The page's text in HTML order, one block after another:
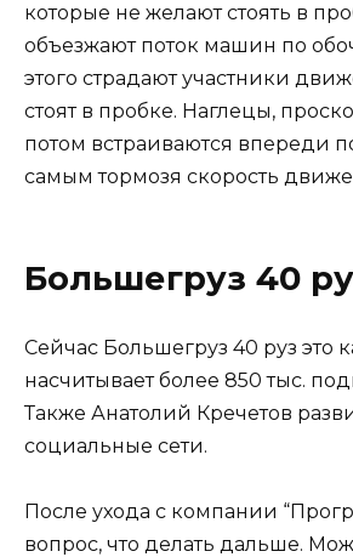
которые не желают стоять в
объезжают поток машин по
этого страдают участники
стоят в пробке. Наглецы,
потом встраиваются впереди
самым тормозя скорость
Большегруз 40
Сейчас Большегруз 40 руз это
насчитывает более 850 тыс.
Также Анатолий Кречетов
социальные сети.
После ухода с компании
вопрос, что делать дальше.